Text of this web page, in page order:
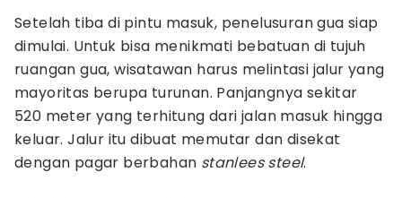
Setelah tiba di pintu masuk, penelusuran gua siap
dimulai. Untuk bisa menikmati bebatuan di tujuh
ruangan gua, wisatawan harus melintasi jalur yang
mayoritas berupa turunan. Panjangnya sekitar
520 meter yang terhitung dari jalan masuk hingga
keluar. Jalur itu dibuat memutar dan disekat
dengan pagar berbahan stanlees steel.